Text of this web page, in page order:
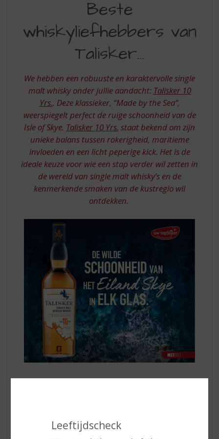
Leeftijdscheck
WHISKYLIEFHEBBERS
VAN
TALISKER
Beste
whiskyliefhebbers van
Talisker...
We hebben een robuuste en karaktervolle single
malt whisky onder jullie aandacht: Talisker 10
Yrs.. Deze klassieker, “Made by the Sea”,
weerspiegelt perfect de ruige schoonheid van de
Isle of Skye. Talisker 10 Yrs. staat bekend om zijn
unieke balans tussen rokerigheid, maritieme
invloeden en een licht peperige kick. Het is de
ideale keuze voor wie een stap verder wil zetten in
de wereld van single malt whisky’s en de
kenmerkende smaken van de kustregio wil
ontdekken.
hints van zeezout maakt het een onvergetelijke dram
voor koude avonden.